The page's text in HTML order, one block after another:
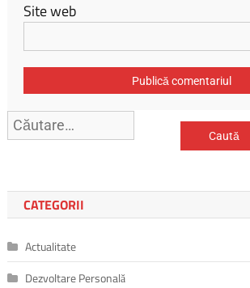
Site web
Caută
după:
CATEGORII
Actualitate
Dezvoltare Personală